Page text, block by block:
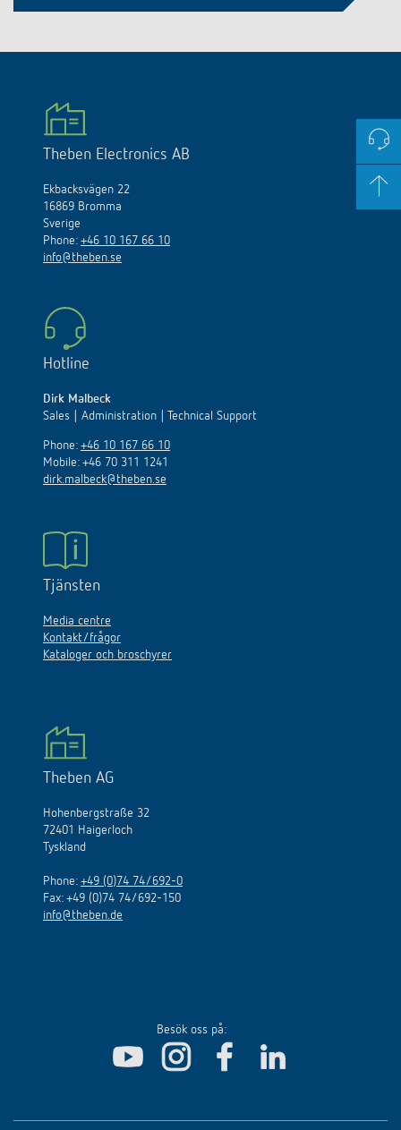
Theben Electronics AB
Ekbacksvägen 22
16869 Bromma
Sverige
Phone: +46 10 167 66 10
info@theben.se
Hotline
Dirk Malbeck
Sales | Administration | Technical Support
Phone: +46 10 167 66 10
Mobile: +46 70 311 1241
dirk.malbeck@theben.se
Tjänsten
Media centre
Kontakt/frågor
Kataloger och broschyrer
Theben AG
Hohenbergstraße 32
72401 Haigerloch
Tyskland
Phone: +49 (0)74 74/692-0
Fax: +49 (0)74 74/692-150
info@theben.de
Besök oss på: